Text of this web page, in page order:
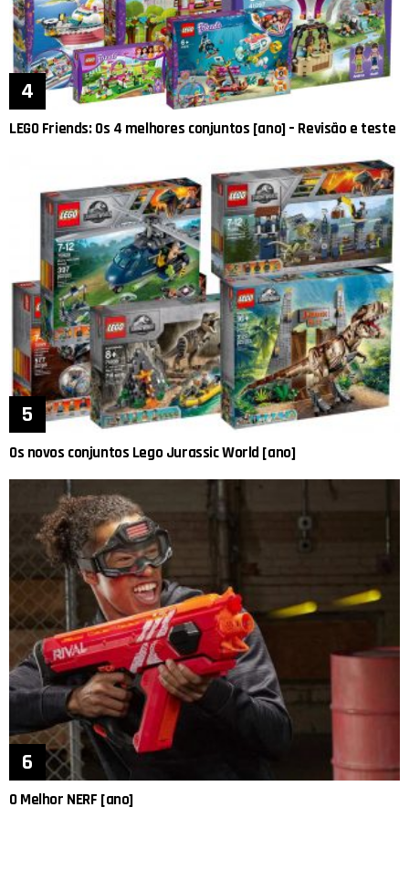
LEGO Friends: Os 4 melhores conjuntos [ano] – Revisão e teste
Os novos conjuntos Lego Jurassic World [ano]
O Melhor NERF [ano]